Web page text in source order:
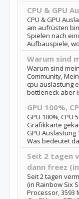
CPU & GPU
CPU & GPU
am aufrüsten
Spielen nach
Aufbauspiele,
Warum sind
Warum sind
Community,
cpu auslastung
bottleneck aber
GPU 100%,
GPU 100%,
Grafikkarte
GPU Auslastung
Was bedeutet
Seit 2 tagen
dann freez
Seit 2 tagen
(in Rainbow Six
Processor, 3593